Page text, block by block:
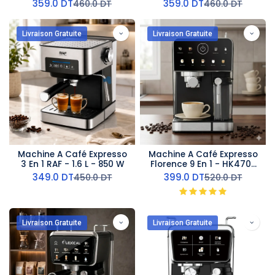
359.0 DT460.0DT 359.0 DT460.0DT
Livraison Gratuite
Machine A Café Expresso
3 En 1 RAF - 1.6 L - 850 W
349.0 DT450.0DT
Livraison Gratuite
Machine A Café Expresso
Florence 9 En 1 - HK470-
1350 W
399.0 DT520.0DT
Livraison Gratuite Livraison Gratuite